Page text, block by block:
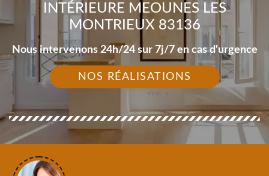
INTÉRIEURE MEOUNES LES
MONTRIEUX 83136
Nous intervenons 24h/24 sur 7j/7 en cas d'urgence
NOS RÉALISATIONS